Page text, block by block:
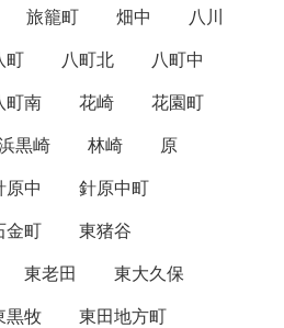
旅籠町 畑中
八川
町 八町北
八町中
町南 花崎
花園町
黒崎 林崎
原
原中
針原中町
金町
東猪谷
東老田
東大久保
黒牧
東田地方町